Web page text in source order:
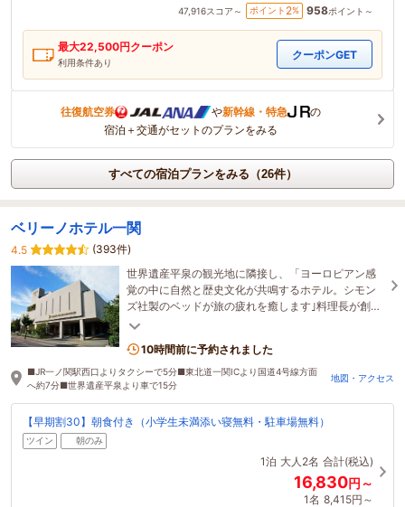
47,916スコア～ ポイント 2% 958ポイント～
最大22,500円クーポン
利用条件あり
クーポンGET
往復航空券 や新幹線・特急
の
宿泊＋交通がセットのプランをみる
すべての宿泊プランをみる（26件）
ベリーノホテル一関
4.5
(393件)
世界遺産平泉の観光地に隣接し、「ヨーロピアン感
覚の中に自然と歴史文化が共鳴するホテル。シモン
ズ社製のベッドが旅の疲れを癒します｣料理長が創作
する至福の料理が魅力のホテルである。
10時間前に予約されました
■JR一ノ関駅西口よりタクシーで5分■東北道一関ICより国道4号線方面
へ約7分■世界遺産平泉より車で15分
地図・アクセス
【早期割30】朝食付き（小学生未満添い寝無料・駐車場無料）
ツイン 朝のみ
1泊 大人2名 合計(税込)
16,830円～
1名 8,415円～